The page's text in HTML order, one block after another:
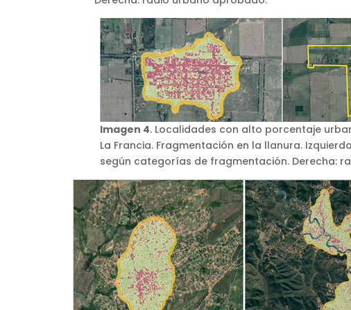
Imagen 4. Localidades con alto porcentaje
La Francia. Fragmentación en la llanura.
según categorías de fragmentación. Derecha: